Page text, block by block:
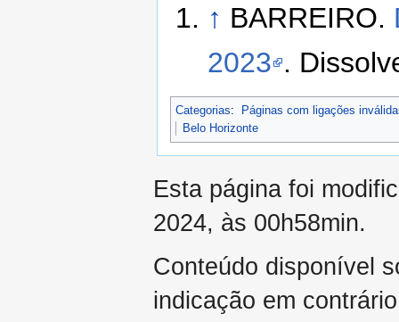
↑ BARREIRO.
2023 .
Categorias:
Páginas com ligações
Belo Horizonte
Esta página foi
2024, às 00h58min.
Conteúdo disponível
indicação em